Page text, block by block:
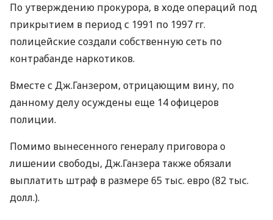
По утверждению прокурора, в ходе операций под
прикрытием в период с 1991 по 1997 гг.
полицейские создали собственную сеть по
контрабанде наркотиков.
Вместе с Дж.Ганзером, отрицающим вину, по
данному делу осуждены еще 14 офицеров
полиции.
Помимо вынесенного генералу приговора о
лишении свободы, Дж.Ганзера также обязали
выплатить штраф в размере 65 тыс. евро (82 тыс.
долл.).